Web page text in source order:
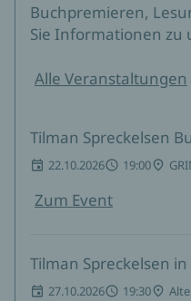
Buchpremieren,
Sie Informationen zu
Alle Veranstaltungen
Tilman Spreckelsen
22.10.2026 19:00
Zum Event
Tilman Spreckelsen
27.10.2026 19:30